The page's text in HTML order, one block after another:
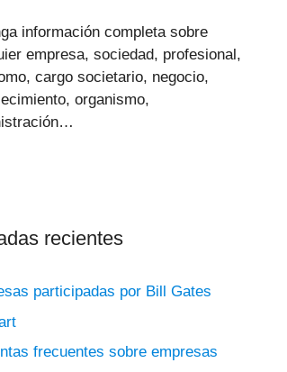
información completa sobre
empresa, sociedad, profesional,
cargo societario, negocio,
organismo,
recientes
participadas por Bill Gates
frecuentes sobre empresas